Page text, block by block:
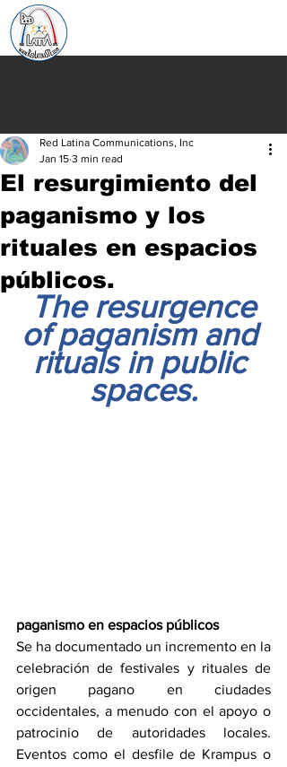
El resurgimiento del
paganismo y los
rituales en espacios
públicos.
Red Latina Communications, Inc
Jan 15 3 min read
The resurgence
of paganism and
rituals in public
spaces.
paganismo en espacios públicos
Se ha documentado un incremento en la
celebración de festivales y rituales de
origen pagano en ciudades
occidentales, a menudo con el apoyo o
patrocinio de autoridades locales.
Eventos como el desfile de Krampus o